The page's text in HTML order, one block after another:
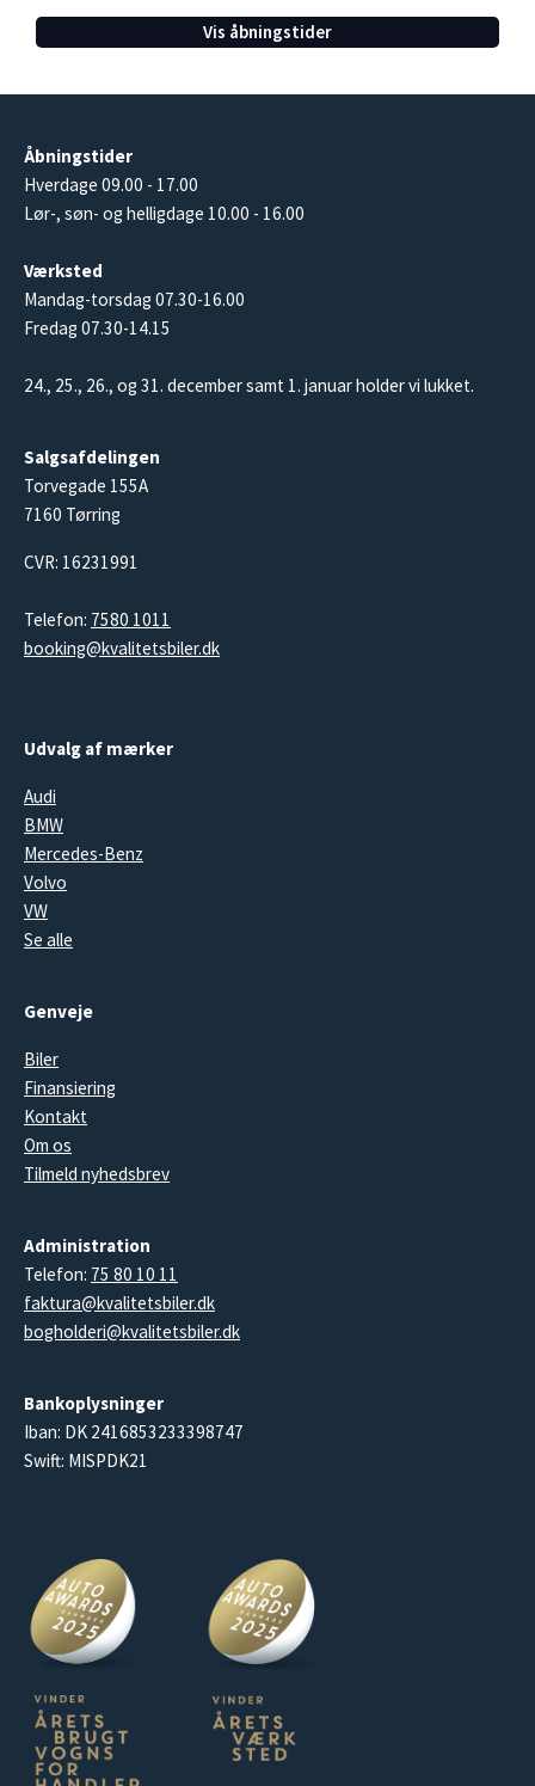
Vis åbningstider
Åbningstider
Hverdage 09.00 - 17.00
Lør-, søn- og helligdage 10.00 - 16.00
Værksted
Mandag-torsdag 07.30-16.00
Fredag 07.30-14.15
24., 25., 26., og 31. december samt 1. januar holder vi lukket.
Salgsafdelingen
Torvegade 155A
7160 Tørring
CVR: 16231991
Telefon: 7580 1011
booking@kvalitetsbiler.dk
Udvalg af mærker
Audi
BMW
Mercedes-Benz
Volvo
VW
Se alle
Genveje
Biler
Finansiering
Kontakt
Om os
Tilmeld nyhedsbrev
Administration
Telefon: 75 80 10 11
faktura@kvalitetsbiler.dk
bogholderi@kvalitetsbiler.dk
Bankoplysninger
Iban: DK 2416853233398747
Swift: MISPDK21